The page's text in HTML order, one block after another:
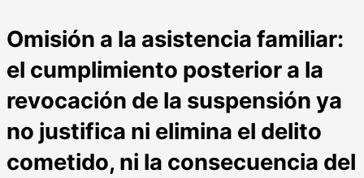
Omisión a la asistencia familiar:
el cumplimiento posterior a la
revocación de la suspensión ya
no justifica ni elimina el delito
cometido, ni la consecuencia del